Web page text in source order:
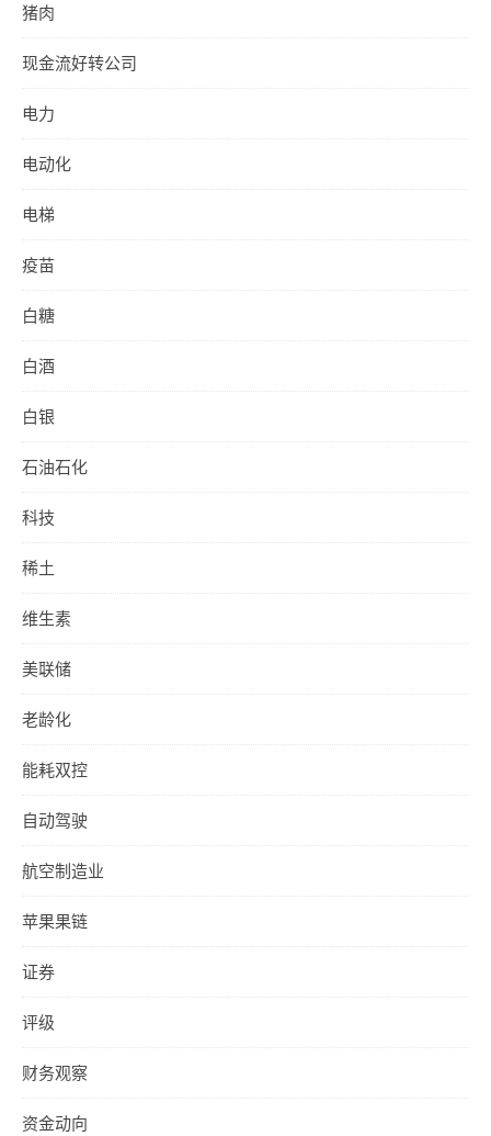
猪肉
现金流好转公司
电力
电动化
电梯
疫苗
白糖
白酒
白银
石油石化
科技
稀土
维生素
美联储
老龄化
能耗双控
自动驾驶
航空制造业
苹果果链
证券
评级
财务观察
资金动向